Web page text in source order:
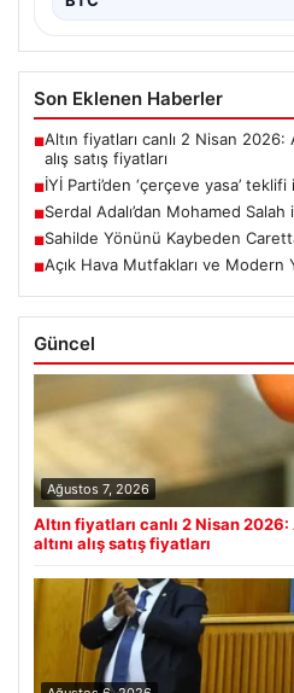
Son Eklenen Haberler
■Altın fiyatları canlı 2 Nisan
alış satış fiyatları
■İYİ Parti’den ‘çerçeve yasa’
■Serdal Adalı’dan Mohamed
■Sahilde Yönünü Kaybeden
■Açık Hava Mutfakları ve Modern
Güncel
Ağustos 7, 2026
Altın fiyatları canlı 2 Nisan
altını alış satış fiyatları